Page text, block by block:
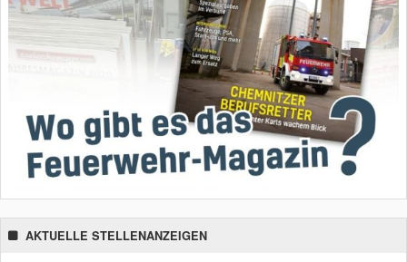
AKTUELLE STELLENANZEIGEN